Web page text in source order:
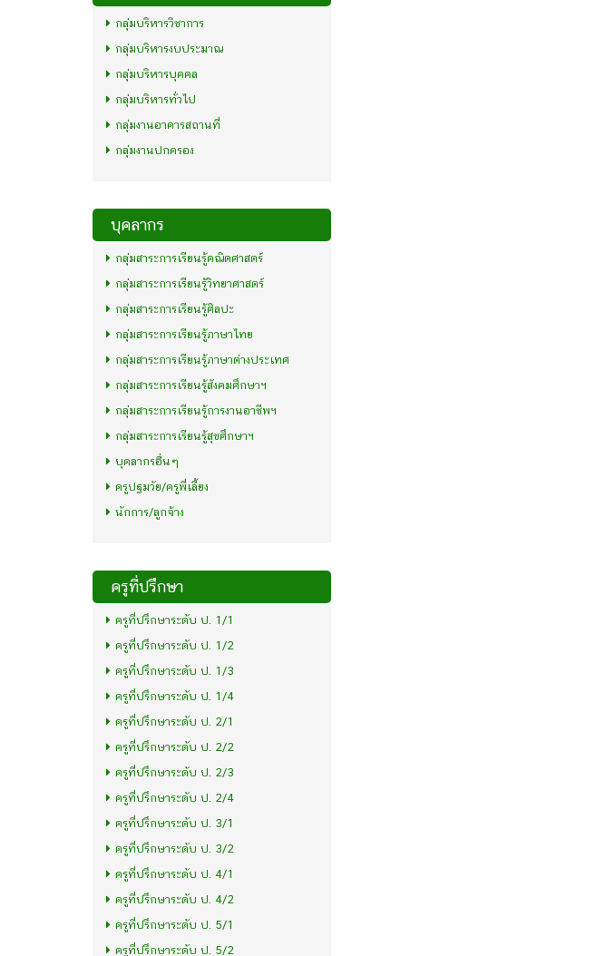
กลุ่มบริหารวิชาการ
กลุ่มบริหารงบประมาณ
กลุ่มบริหารบุคคล
กลุ่มบริหารทั่วไป
กลุ่มงานอาคารสถานที่
กลุ่มงานปกครอง
บุคลากร
กลุ่มสาระการเรียนรู้คณิตศาสตร์
กลุ่มสาระการเรียนรู้วิทยาศาสตร์
กลุ่มสาระการเรียนรู้ศิลปะ
กลุ่มสาระการเรียนรู้ภาษาไทย
กลุ่มสาระการเรียนรู้ภาษาต่างประเทศ
กลุ่มสาระการเรียนรู้สังคมศึกษาฯ
กลุ่มสาระการเรียนรู้การงานอาชีพฯ
กลุ่มสาระการเรียนรู้สุขศึกษาฯ
บุคลากรอื่นๆ
ครูปฐมวัย/ครูพี่เลี้ยง
นักการ/ลูกจ้าง
ครูที่ปรึกษา
ครูที่ปรึกษาระดับ ป. 1/1
ครูที่ปรึกษาระดับ ป. 1/2
ครูที่ปรึกษาระดับ ป. 1/3
ครูที่ปรึกษาระดับ ป. 1/4
ครูที่ปรึกษาระดับ ป. 2/1
ครูที่ปรึกษาระดับ ป. 2/2
ครูที่ปรึกษาระดับ ป. 2/3
ครูที่ปรึกษาระดับ ป. 2/4
ครูที่ปรึกษาระดับ ป. 3/1
ครูที่ปรึกษาระดับ ป. 3/2
ครูที่ปรึกษาระดับ ป. 4/1
ครูที่ปรึกษาระดับ ป. 4/2
ครูที่ปรึกษาระดับ ป. 5/1
ครูที่ปรึกษาระดับ ป. 5/2